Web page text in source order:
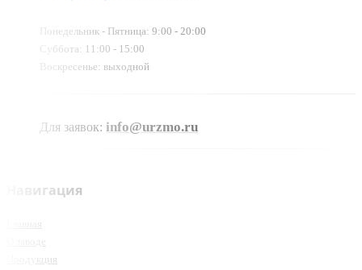
Понедельник - Пятница: 9:00 - 20:00
Суббота: 11:00 - 15:00
Воскресенье: выходной
Для заявок: info@urzmo.ru
Навигация
Главная
О заводе
Продукция